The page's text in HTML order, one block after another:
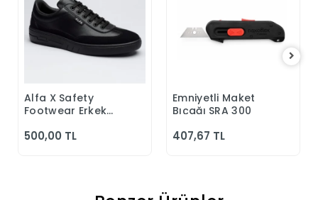
Sepete Ekle
Alfa X Safety
Footwear Erkek
Klasik Ayakkabı
500,00 TL
Sepete Ekle
Emniyetli Maket
Bıçağı SRA 300
407,67 TL